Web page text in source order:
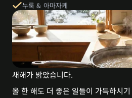
누룩 & 아마자케
﻿새해가 밝았습니다.
올 한 해도 더 좋은 일들이 가득하시